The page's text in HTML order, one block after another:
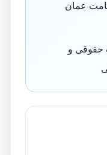
عمان
حقوقی و